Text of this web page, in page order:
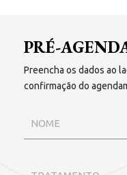
PRÉ-
Preencha os dados ao
confirmação do